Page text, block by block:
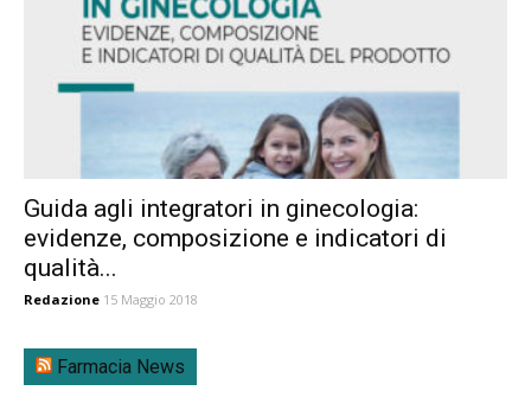
Guida agli integratori in ginecologia:
evidenze, composizione e indicatori di
qualità...
Redazione 15 Maggio 2018
Farmacia News